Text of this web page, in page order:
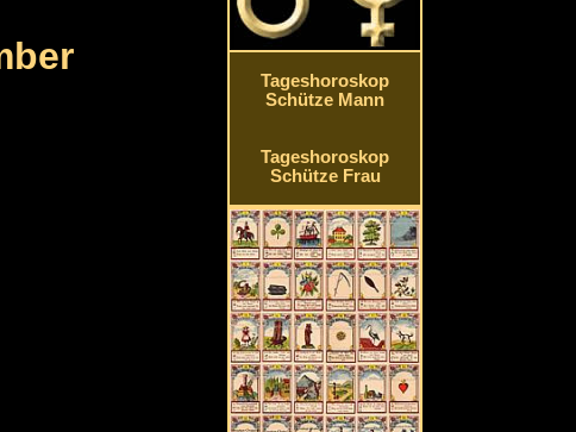
Tageshoroskop
Schütze Mann
Tageshoroskop
Schütze Frau